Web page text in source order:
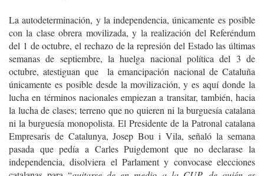
La autodeterminación, y la independencia, únicamente es posible
con la clase obrera movilizada, y la realización del Referéndum
del 1 de octubre, el rechazo de la represión del Estado las últimas
semanas de septiembre, la huelga nacional política del 3 de
octubre, atestiguan que la emancipación nacional de Cataluña
únicamente es posible desde la movilización, y es aquí donde la
lucha en términos nacionales empiezan a transitar, también, hacia
la lucha de clases; terreno que no quieren ni la burguesía catalana
ni la burguesía monopolista. El Presidente de la Patronal catalana
Empresaris de Catalunya, Josep Bou i Vila, señaló la semana
pasada que pedía a Carles Puigdemont que no declarase la
independencia, disolviera el Parlament y convocase elecciones